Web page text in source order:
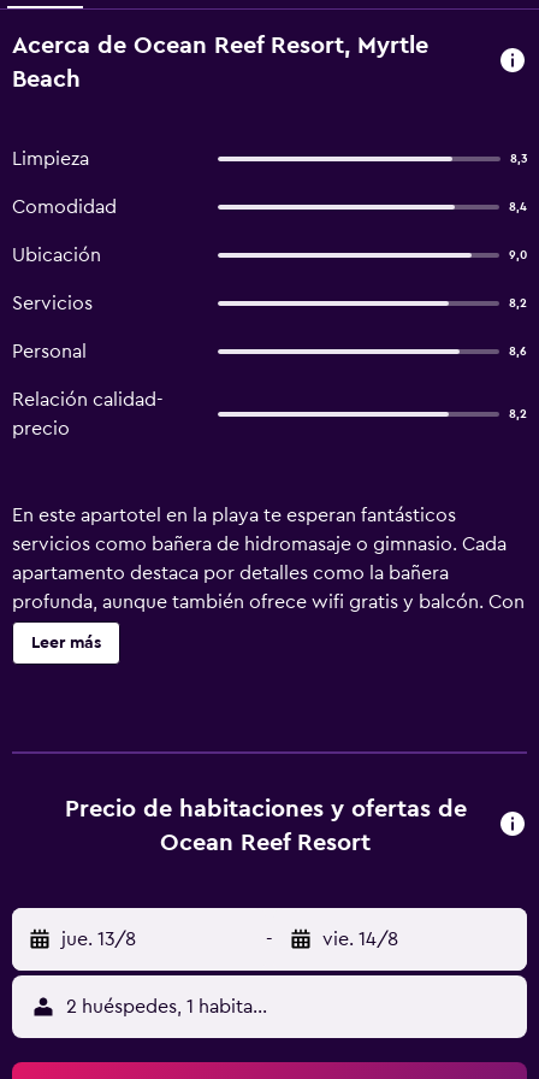
Acerca de Ocean Reef Resort, Myrtle
Beach
Limpieza 8,3
Comodidad 8,4
Ubicación 9,0
Servicios 8,2
Personal 8,6
Relación calidad-
precio
8,2
En este apartotel en la playa te esperan fantásticos
servicios como bañera de hidromasaje o gimnasio. Cada
apartamento destaca por detalles como la bañera
profunda, aunque también ofrece wifi gratis y balcón. Con
microondas y cafetera y tetera, además de televisión de
pantalla plana con canales por cable y reproductor de
disponen de balcón. Se ofrece una televisión de pantalla
plana de 32 pulgadas con canales por cable. Los
tetera. Los baños están equipados con ducha y bañera
combinadas con bañera profunda, artículos de higiene
personal gratuitos, y secador de pelo. Este apartotel en
Myrtle Beach ofrece acceso a Internet wifi gratis. Los
servicios para las personas de negocios incluyen teléfono
con llamadas locales gratuitas (pueden existir
Leer más
Precio de habitaciones y ofertas de
Ocean Reef Resort
jue. 13/8 - vie. 14/8
2 huéspedes, 1 habitación